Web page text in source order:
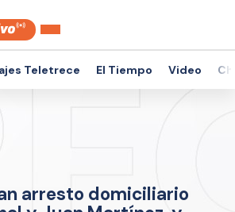
Teletrece El Tiempo Video
arresto domiciliario